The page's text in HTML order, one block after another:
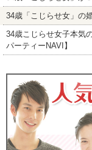
34歳「こじらせ女」の
34歳こじらせ女子本気
パーティーNAVI】